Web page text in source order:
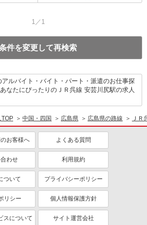
1／1
件を変更して再検索
アルバイト・バイト・パート・派遣のお仕事探
なたにぴったりのＪＲ呉線 安芸川尻駅の求人
TOP 中国・四国 広島県 広島県の路線 ＪＲ
お客様へ よくある質問
わせ 利用規約
ついて プライバシーポリシー
リシー 個人情報保護方針
スについて サイト運営会社